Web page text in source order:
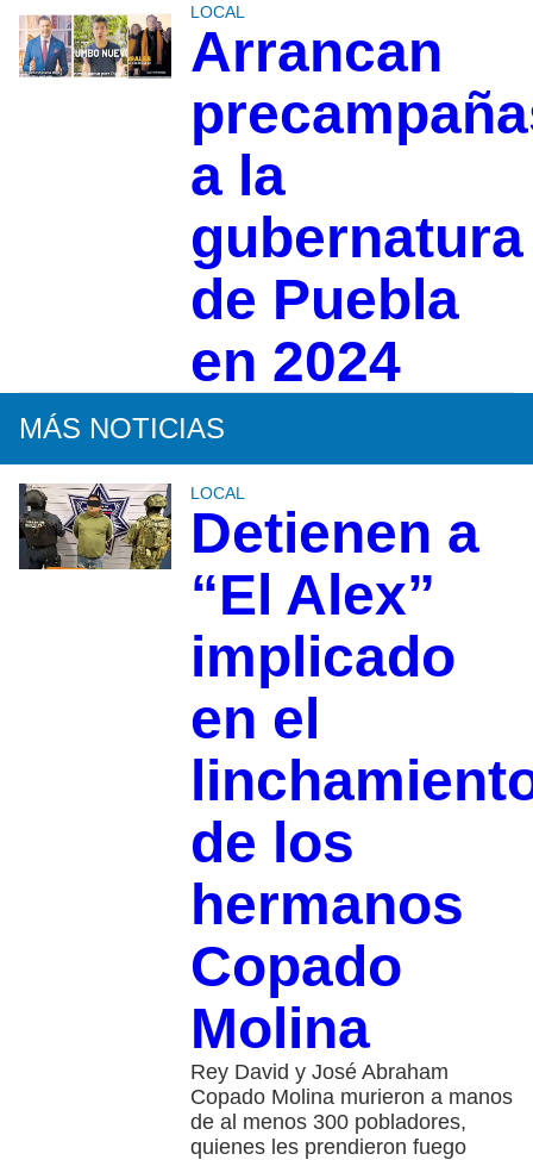
LOCAL
Arrancan
a la
gubernatura
de Puebla
en 2024
MÁS NOTICIAS
LOCAL
Detienen a
“El Alex”
implicado
en el
de los
hermanos
Copado
Molina
Rey David y José Abraham
Copado Molina murieron a manos
de al menos 300 pobladores,
quienes les prendieron fuego